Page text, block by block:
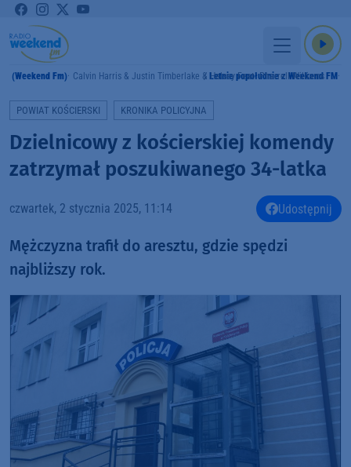
(Weekend Fm) Calvin Harris & Justin Timberlake & Halsey Feat. Pharrell Williams
Letnie popołudnie z Weekend FM
POWIAT KOŚCIERSKI KRONIKA POLICYJNA
Dzielnicowy z kościerskiej komendy
zatrzymał poszukiwanego 34-latka
czwartek, 2 stycznia 2025, 11:14 Udostępnij
Mężczyzna trafił do aresztu, gdzie spędzi
najbliższy rok.